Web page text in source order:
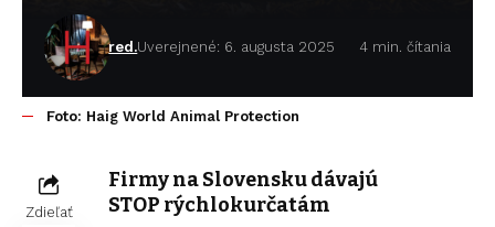
red.Uverejnené: 6. augusta 2025 4 min. čítania
Foto: Haig World Animal Protection
Zdieľať
Firmy na Slovensku dávajú
STOP rýchlokurčatám